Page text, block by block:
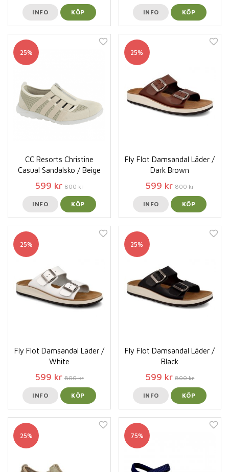
INFO KÖP INFO KÖP
25%
CC Resorts Christine
Casual Sandalsko / Beige
599 kr 800 kr
INFO KÖP
25%
Fly Flot Damsandal Läder /
Dark Brown
599 kr 800 kr
INFO KÖP
25%
Fly Flot Damsandal Läder /
White
599 kr 800 kr
INFO KÖP
25%
Fly Flot Damsandal Läder /
Black
599 kr 800 kr
INFO KÖP
25% 75%